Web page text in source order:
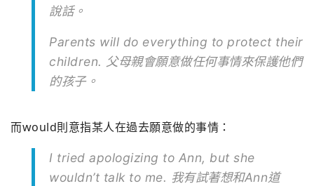
說話。
Parents will do everything to protect their
children. 父母親會願意做任何事情來保護他們
的孩子。
而would則意指某人在過去願意做的事情：
I tried apologizing to Ann, but she
wouldn’t talk to me. 我有試著想和Ann道